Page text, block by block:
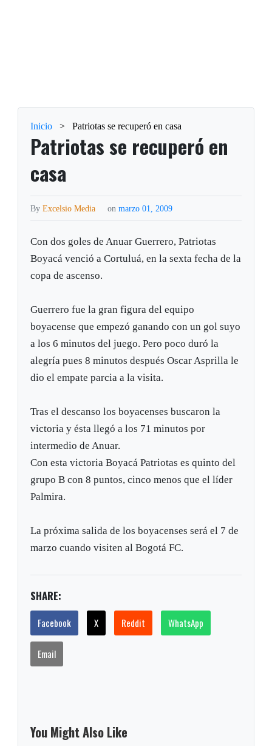
Inicio > Patriotas se recuperó en casa
Patriotas se recuperó en
casa
ByExcelsio Media on marzo 01, 2009
Con dos goles de Anuar Guerrero, Patriotas
Boyacá venció a Cortuluá, en la sexta fecha de la
copa de ascenso.
Guerrero fue la gran figura del equipo
boyacense que empezó ganando con un gol suyo
a los 6 minutos del juego. Pero poco duró la
alegría pues 8 minutos después Oscar Asprilla le
dio el empate parcia a la visita.
Tras el descanso los boyacenses buscaron la
victoria y ésta llegó a los 71 minutos por
intermedio de Anuar.
Con esta victoria Boyacá Patriotas es quinto del
grupo B con 8 puntos, cinco menos que el líder
Palmira.
La próxima salida de los boyacenses será el 7 de
marzo cuando visiten al Bogotá FC.
SHARE:
Facebook X Reddit WhatsApp
Email
You Might Also Like